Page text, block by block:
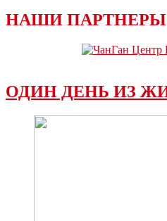
НАШИ ПАРТНЕРЫ
ОДИН ДЕНЬ ИЗ